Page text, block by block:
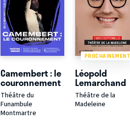
Camembert : le
couronnement
Théâtre du
Funambule
Montmartre
PROCHAINEMENT
Léopold
Lemarchand
Théâtre de la
Madeleine